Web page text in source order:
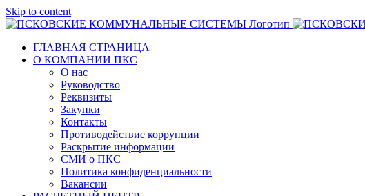
Skip to content
ГЛАВНАЯ СТРАНИЦА
О КОМПАНИИ ПКС
О нас
Руководство
Реквизиты
Закупки
Контакты
Противодействие коррупции
Раскрытие информации
СМИ о ПКС
Политика конфиденциальности
Вакансии